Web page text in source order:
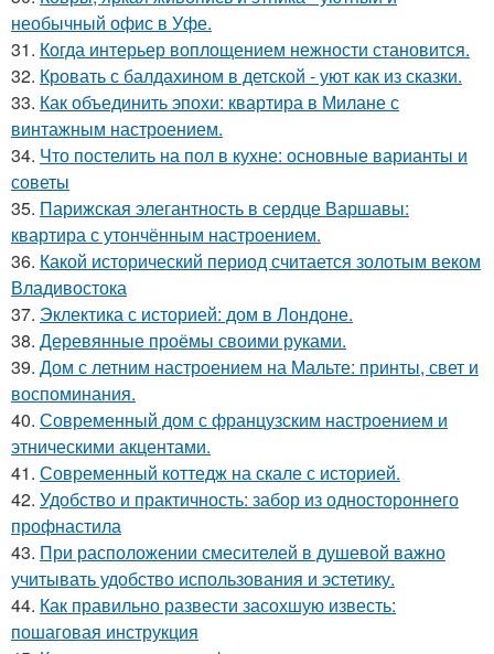
необычный офис в Уфе.
31. Когда интерьер воплощением нежности становится.
32. Кровать с балдахином в детской - уют как из сказки.
33. Как объединить эпохи: квартира в Милане с
винтажным настроением.
34. Что постелить на пол в кухне: основные варианты и
советы
35. Парижская элегантность в сердце Варшавы:
квартира с утончённым настроением.
36. Какой исторический период считается золотым веком
Владивостока
37. Эклектика с историей: дом в Лондоне.
38. Деревянные проёмы своими руками.
39. Дом с летним настроением на Мальте: принты, свет и
воспоминания.
40. Современный дом с французским настроением и
этническими акцентами.
41. Современный коттедж на скале с историей.
42. Удобство и практичность: забор из одностороннего
профнастила
43. При расположении смесителей в душевой важно
учитывать удобство использования и эстетику.
44. Как правильно развести засохшую известь:
пошаговая инструкция